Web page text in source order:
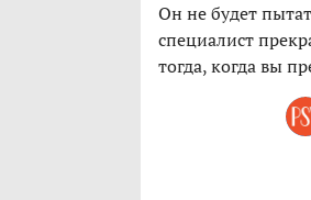
Он не будет
специалист
тогда, когда вы